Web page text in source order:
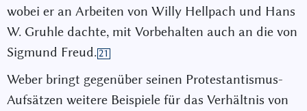
wobei er an Arbeiten von Willy Hellpach und Hans
W. Gruhle dachte, mit Vorbehalten auch an die von
Sigmund Freud.21
Weber bringt gegenüber seinen Protestantismus-
Aufsätzen weitere Beispiele für das Verhältnis von